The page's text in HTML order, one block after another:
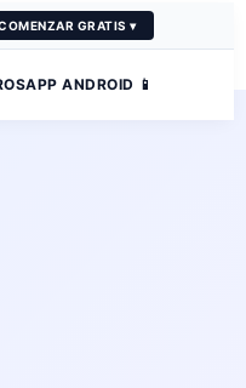
GRATIS ▾
APP ANDROID 📱